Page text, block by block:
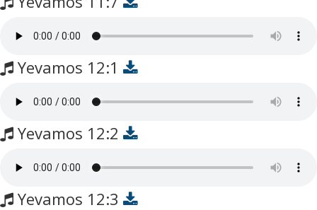
Yevamos 12:1
Yevamos 12:2
Yevamos 12:3